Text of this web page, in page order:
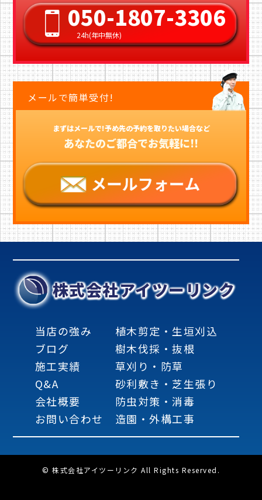
050-1807-3306
24h(年中無休)
メールで簡単受付!
まずはメールで!予め先の予約を取りたい場合など
あなたのご都合でお気軽に!!
株式会社アイツーリンク
当店の強み
ブログ
施工実績
Q&A
会社概要
お問い合わせ
植木剪定・生垣刈込
樹木伐採・抜根
草刈り・防草
砂利敷き・芝生張り
防虫対策・消毒
造園・外構工事
© 株式会社アイツーリンク All Rights Reserved.